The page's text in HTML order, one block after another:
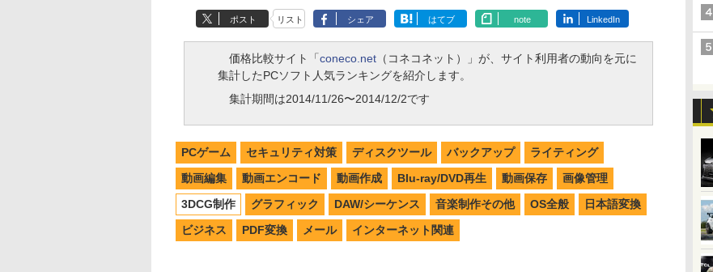
ポスト リスト シェア はてブ note LinkedIn
価格比較サイト「coneco.net（コネコネット）」が、サイト利用者の動向を元に
集計したPCソフト人気ランキングを紹介します。
集計期間は2014/11/26〜2014/12/2です
PCゲーム セキュリティ対策 ディスクツール バックアップ
ライティング
動画編集
動画エンコード 動画作成 Blu-ray/DVD再生 動画保存
画像管理
3DCG制作
グラフィック DAW/シーケンス 音楽制作その他 OS全般
日本語変換
ビジネス
PDF変換 メール インターネット関連